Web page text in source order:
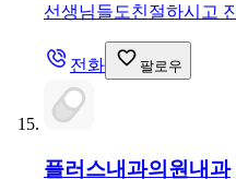
선생님들도친절하시고
전화 팔로우
플러스내과의원 내과